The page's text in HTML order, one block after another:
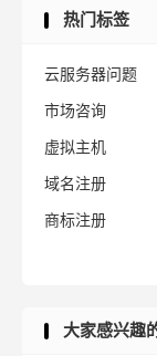
热门标签
云服务器问题
市场咨询
虚拟主机
域名注册
商标注册
大家感兴趣